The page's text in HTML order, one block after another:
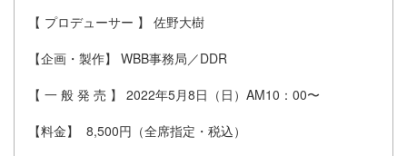
【 プロデューサー 】 佐野大樹
【企画・製作】 WBB事務局／DDR
【 一 般 発 売 】 2022年5月8日（日）AM10：00〜
【料金】 8,500円（全席指定・税込）